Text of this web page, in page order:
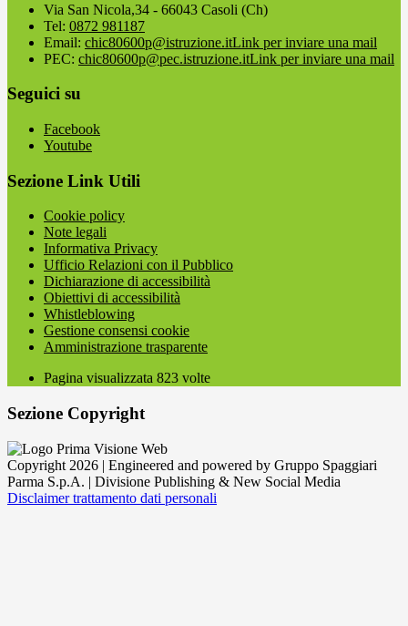
Via San Nicola,34 - 66043 Casoli (Ch)
Tel: 0872 981187
Email: chic80600p@istruzione.itLink per inviare una mail
PEC: chic80600p@pec.istruzione.itLink per inviare una mail
Seguici su
Facebook
Youtube
Sezione Link Utili
Cookie policy
Note legali
Informativa Privacy
Ufficio Relazioni con il Pubblico
Dichiarazione di accessibilità
Obiettivi di accessibilità
Whistleblowing
Gestione consensi cookie
Amministrazione trasparente
Pagina visualizzata 823 volte
Sezione Copyright
Copyright 2026 | Engineered and powered by Gruppo Spaggiari
Parma S.p.A. | Divisione Publishing & New Social Media
Disclaimer trattamento dati personali